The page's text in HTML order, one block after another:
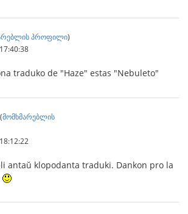
პროფილი)
traduko de "Haze" estas "Nebuleto"
(მომხმარებლის
antaŭ klopodanta traduki. Dankon pro la